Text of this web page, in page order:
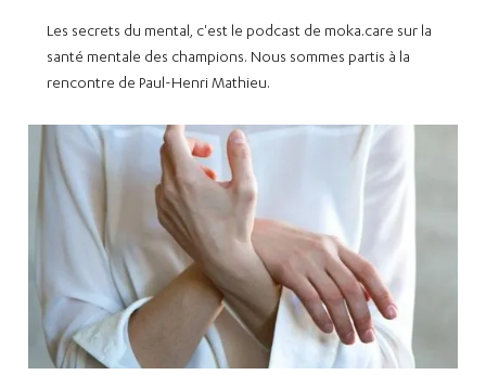
Les secrets du mental, c'est le podcast de moka.care sur la
santé mentale des champions. Nous sommes partis à la
rencontre de Paul-Henri Mathieu.